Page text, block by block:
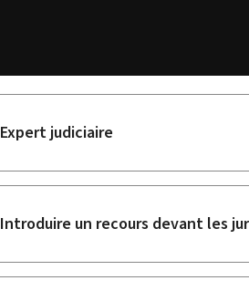
Sous-
rubriques
Expert judiciaire
Introduire un recours devant les